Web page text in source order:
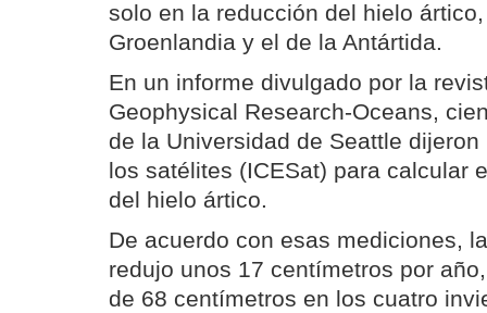
solo en la reducción del hielo
Groenlandia y el de la Antártida.
En un informe divulgado por la
Geophysical Research-Oceans,
de la Universidad de Seattle
los satélites (ICESat) para calcular
del hielo ártico.
De acuerdo con esas mediciones,
redujo unos 17 centímetros por
de 68 centímetros en los cuatro